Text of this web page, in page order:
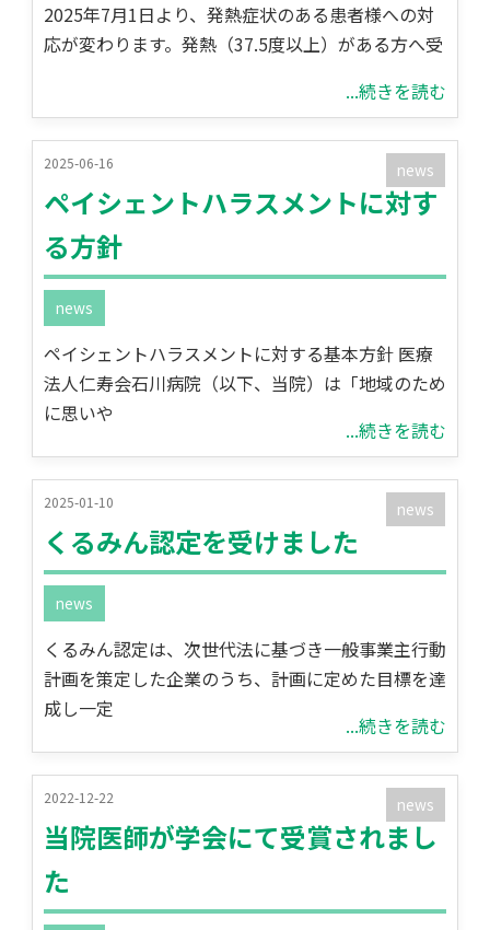
2025年7月1日より、発熱症状のある患者様への対
応が変わります。発熱（37.5度以上）がある方へ受
...続きを読む
2025-06-16
ペイシェントハラスメントに対す
る方針
news
news
ペイシェントハラスメントに対する基本方針 医療
法人仁寿会石川病院（以下、当院）は「地域のため
に思いや
...続きを読む
2025-01-10
くるみん認定を受けました
news
news
くるみん認定は、次世代法に基づき一般事業主行動
計画を策定した企業のうち、計画に定めた目標を達
成し一定
...続きを読む
2022-12-22
当院医師が学会にて受賞されまし
た
news